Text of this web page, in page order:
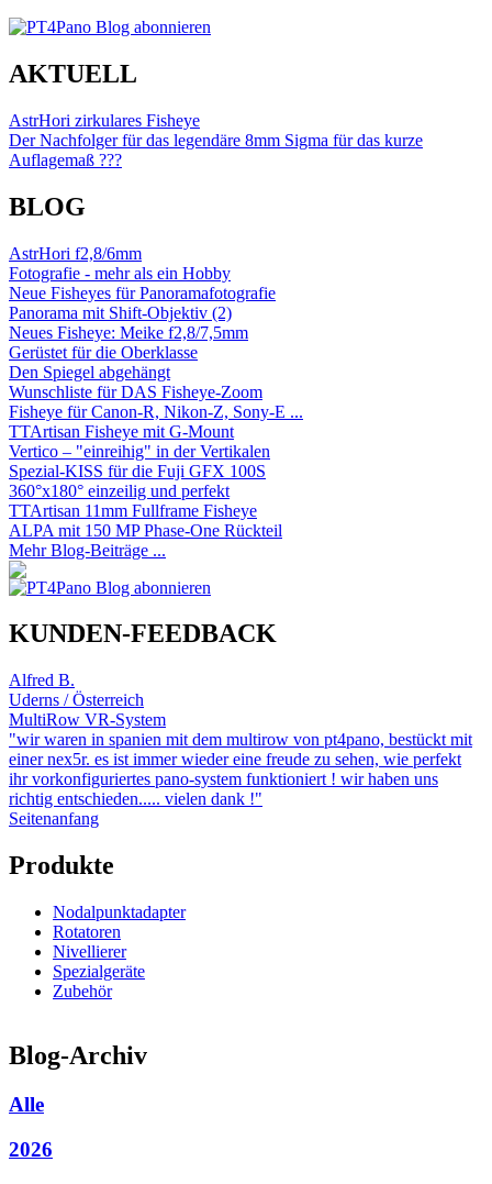
AKTUELL
AstrHori zirkulares Fisheye
Der Nachfolger für das legendäre 8mm Sigma für das kurze
Auflagemaß ???
BLOG
AstrHori f2,8/6mm
Fotografie - mehr als ein Hobby
Neue Fisheyes für Panoramafotografie
Panorama mit Shift-Objektiv (2)
Neues Fisheye: Meike f2,8/7,5mm
Gerüstet für die Oberklasse
Den Spiegel abgehängt
Wunschliste für DAS Fisheye-Zoom
Fisheye für Canon-R, Nikon-Z, Sony-E ...
TTArtisan Fisheye mit G-Mount
Vertico – "einreihig" in der Vertikalen
Spezial-KISS für die Fuji GFX 100S
360°x180° einzeilig und perfekt
TTArtisan 11mm Fullframe Fisheye
ALPA mit 150 MP Phase-One Rückteil
Mehr Blog-Beiträge ...
KUNDEN-FEEDBACK
Alfred B.
Uderns / Österreich
MultiRow VR-System
"wir waren in spanien mit dem multirow von pt4pano, bestückt mit
einer nex5r. es ist immer wieder eine freude zu sehen, wie perfekt
ihr vorkonfiguriertes pano-system funktioniert ! wir haben uns
richtig entschieden..... vielen dank !"
Seitenanfang
Produkte
Nodalpunktadapter
Rotatoren
Nivellierer
Spezialgeräte
Zubehör
Blog-Archiv
Alle
2026